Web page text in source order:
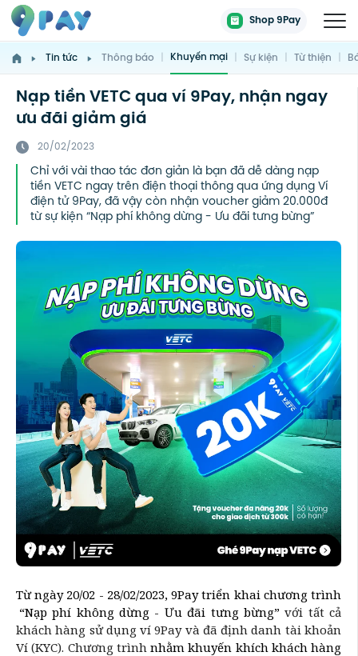
Shop 9Pay
Tin tức Thông báo | Khuyến mại | Sự kiện | Từ thiện |
Nạp tiền VETC qua ví 9Pay, nhận ngay
ưu đãi giảm giá
20/02/2023
Chỉ với vài thao tác đơn giản là bạn đã dễ dàng nạp
tiền VETC ngay trên điện thoại thông qua ứng dụng Ví
điện tử 9Pay, đã vậy còn nhận voucher giảm 20.000đ
từ sự kiện “Nạp phí không dừng - Ưu đãi tưng bừng”
Từ ngày 20/02 - 28/02/2023, 9Pay triển khai chương trình
“Nạp phí không dừng - Ưu đãi tưng bừng” với tất cả
khách hàng sử dụng ví 9Pay và đã định danh tài khoản
Ví (KYC). Chương trìnhnhằm khuyến khích khách hàng